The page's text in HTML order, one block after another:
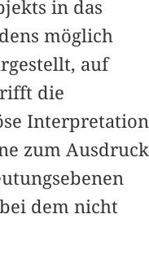
in das
möglich
auf
die
Interpretation
zum Ausdruck
dem nicht